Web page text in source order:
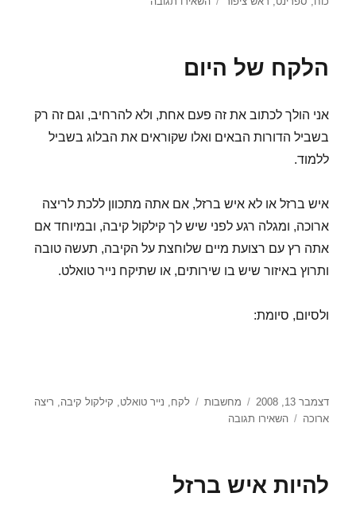
הלקח של היום
אני הולך לכתוב את זה פעם אחת, ולא להרחיב, וגם זה רק
בשביל הדורות הבאים ואלו שקוראים את הבלוג בשביל
ללמוד.
איש ברזל או לא איש ברזל, אם אתה מתכוון ללכת לריצה
ארוכה, ומגלה רגע לפני שיש לך קילקול קיבה, ובמיוחד אם
אתה רץ עם רצועת מיים שלוחצת על הקיבה, תעשה טובה
ותרוץ באיזור שיש בו שירותים, או שתיקח נייר טואלט.
ולסיום, סיומת:
פורסם
בתאריך
דצמבר 13, 2008 קטגוריות
מחשבות תגיות
לקח נייר טואלט קילקול קיבה
ריצה
ארוכה
השאירו תגובה
להיות איש ברזל